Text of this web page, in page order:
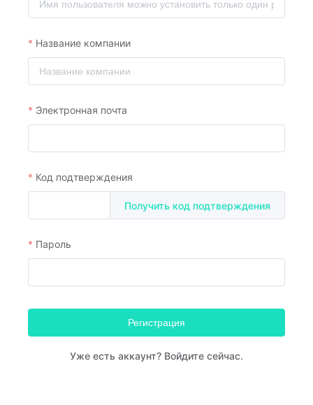
Название компании
Электронная почта
Код подтверждения
Получить код подтверждения
Пароль
Регистрация
Уже есть аккаунт? Войдите сейчас.